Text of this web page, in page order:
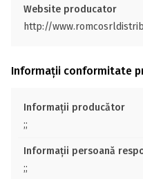
Website producator
http://
Informații conformitate
Informații producător
;;
Informații persoană
;;